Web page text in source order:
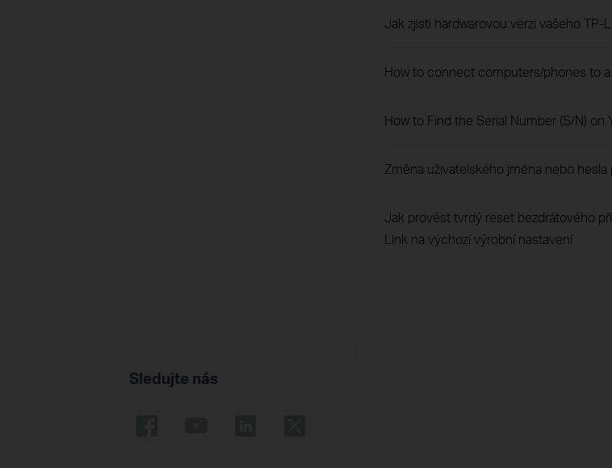
Jak zjisti hardwarovou verzi vašeho TP-
How to connect computers/phones to
How to Find the Serial Number (S/N) on
Změna uživatelského jména nebo hesla
Jak provést tvrdý reset bezdrátového
Link na výchozí výrobní nastavení
Sledujte nás